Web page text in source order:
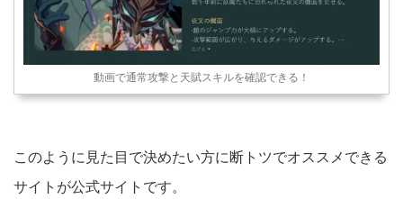
動画で通常攻撃と天賦スキルを確認できる！
このように見た目で決めたい方に断トツでオススメできる
サイトが公式サイトです。